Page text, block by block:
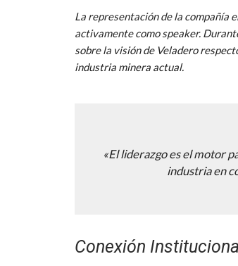
La representación de la compañía
activamente como speaker.
sobre la visión de Veladero
industria minera actual.
«El liderazgo es el motor
industria en
Conexión